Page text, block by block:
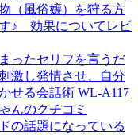
（風俗嬢）を狩る方
♪ 効果についてレビ
ったセリフを言うだ
激し発情させ、自分
せる会話術 WL-A117
んのクチコミ
の話題になっている